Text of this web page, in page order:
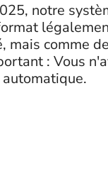
notre
mais comme
: Vous